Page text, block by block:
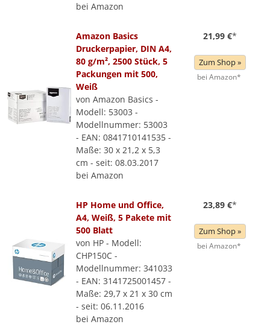
bei Amazon
Amazon Basics
Druckerpapier, DIN A4,
80 g/m², 2500 Stück, 5
Packungen mit 500,
Weiß
von Amazon Basics -
Modell: 53003 -
Modellnummer: 53003
- EAN: 0841710141535 -
Maße: 30 x 21,2 x 5,3
cm - seit: 08.03.2017
bei Amazon
21,99 €*
Zum Shop »
bei Amazon*
HP Home und Office,
A4, Weiß, 5 Pakete mit
500 Blatt
von HP - Modell:
CHP150C -
Modellnummer: 341033
- EAN: 3141725001457 -
Maße: 29,7 x 21 x 30 cm
- seit: 06.11.2016
bei Amazon
23,89 €*
Zum Shop »
bei Amazon*